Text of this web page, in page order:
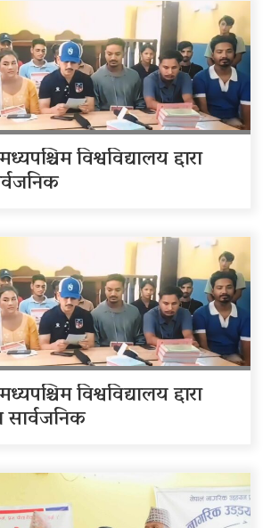
आर्थिक गणनाकाे लागि खटिए
गणक
आजदेखि देशभर आर्थिक गणना
सुरु हुँदै
घाइते
सामुदायिक विद्यालयलाई
फुटबल हस्तान्तरण
विश्वविद्यालय द्दारा
विश्वविद्यालय द्दारा
सार्वजनिक